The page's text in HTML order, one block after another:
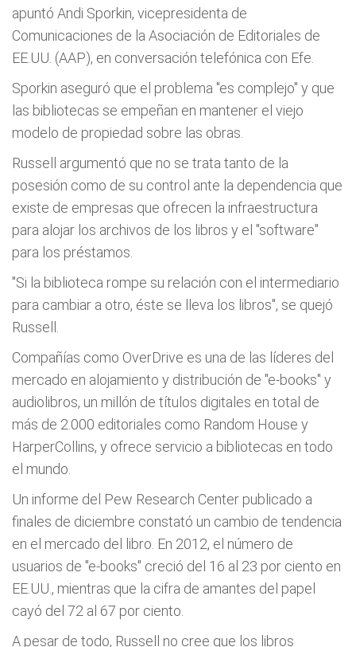
apuntó Andi Sporkin, vicepresidenta de
Comunicaciones de la Asociación de Editoriales de
EE.UU. (AAP), en conversación telefónica con Efe.
Sporkin aseguró que el problema "es complejo" y que
las bibliotecas se empeñan en mantener el viejo
modelo de propiedad sobre las obras.
Russell argumentó que no se trata tanto de la
posesión como de su control ante la dependencia que
existe de empresas que ofrecen la infraestructura
para alojar los archivos de los libros y el "software"
para los préstamos.
"Si la biblioteca rompe su relación con el intermediario
para cambiar a otro, éste se lleva los libros", se quejó
Russell.
Compañías como OverDrive es una de las líderes del
mercado en alojamiento y distribución de "e-books" y
audiolibros, un millón de títulos digitales en total de
más de 2.000 editoriales como Random House y
HarperCollins, y ofrece servicio a bibliotecas en todo
el mundo.
Un informe del Pew Research Center publicado a
finales de diciembre constató un cambio de tendencia
en el mercado del libro. En 2012, el número de
usuarios de "e-books" creció del 16 al 23 por ciento en
EE.UU., mientras que la cifra de amantes del papel
cayó del 72 al 67 por ciento.
A pesar de todo, Russell no cree que los libros